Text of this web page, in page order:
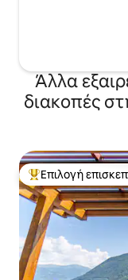
Άλλα
διακοπές
Κορυφαία επιλογή
Επιλογή